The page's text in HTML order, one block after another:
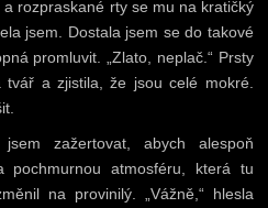
a rozpraskané rty se mu na kratičký
jsem. Dostala jsem se do takové
promluvit. „Zlato, neplač.“ Prsty
a zjistila, že jsou celé mokré.
zažertovat, abych alespoň
pochmurnou atmosféru, která tu
na provinilý. „Vážně,“ hlesla